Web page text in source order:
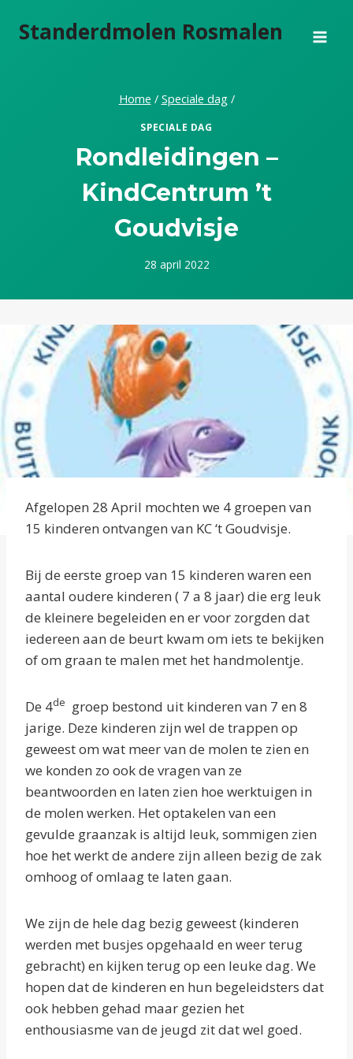
naarStanderdmolen Rosmalen
Home / Speciale dag /
SPECIALE DAG
Rondleidingen –
KindCentrum ’t
Goudvisje
28 april 2022
Afgelopen 28 April mochten we 4 groepen van
15 kinderen ontvangen van KC ‘t Goudvisje.
Bij de eerste groep van 15 kinderen waren een
aantal oudere kinderen ( 7 a 8 jaar) die erg leuk
de kleinere begeleiden en er voor zorgden dat
iedereen aan de beurt kwam om iets te bekijken
of om graan te malen met het handmolentje.
De 4de groep bestond uit kinderen van 7 en 8
jarige. Deze kinderen zijn wel de trappen op
geweest om wat meer van de molen te zien en
we konden zo ook de vragen van ze
beantwoorden en laten zien hoe werktuigen in
de molen werken. Het optakelen van een
gevulde graanzak is altijd leuk, sommigen zien
hoe het werkt de andere zijn alleen bezig de zak
omhoog of omlaag te laten gaan.
We zijn de hele dag bezig geweest (kinderen
werden met busjes opgehaald en weer terug
gebracht) en kijken terug op een leuke dag. We
hopen dat de kinderen en hun begeleidsters dat
ook hebben gehad maar gezien het
enthousiasme van de jeugd zit dat wel goed.